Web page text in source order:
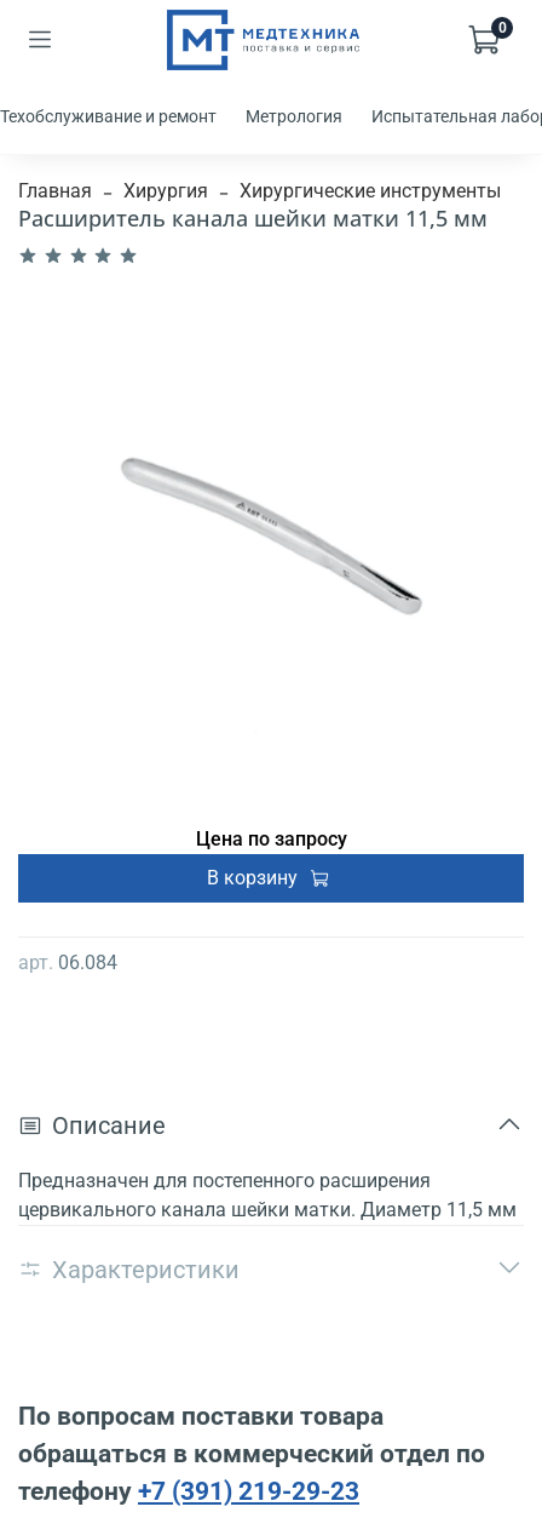
0
Техобслуживание и ремонт Метрология Испытательная
Главная Хирургия Хирургические инструменты
Расширитель канала шейки матки 11,5 мм
арт. 06.084
Цена по запросу
В корзину
Описание
Предназначен для постепенного расширения
цервикального канала шейки матки. Диаметр 11,5 мм
Характеристики
По вопросам поставки товара
обращаться в коммерческий отдел по
телефону +7 (391) 219-29-23